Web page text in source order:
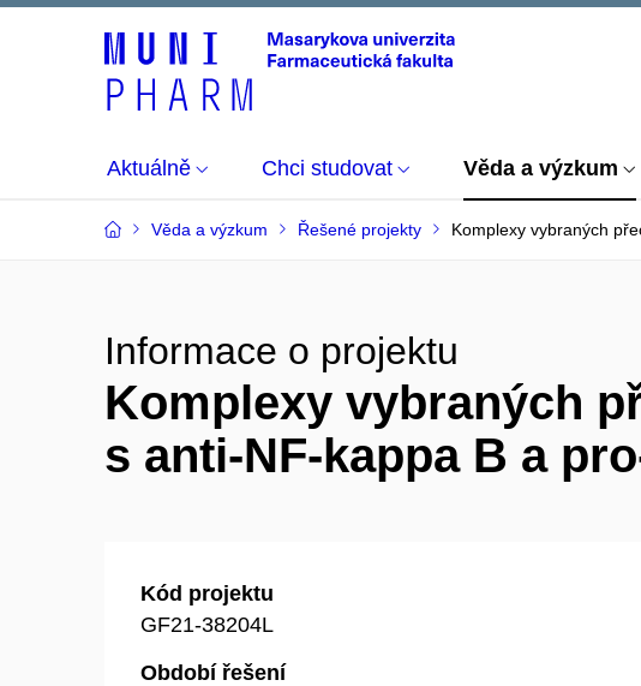
Aktuálně Chci studovat Věda a výzkum
Věda a výzkum Řešené projekty Komplexy vybraných
Informace o projektu
Komplexy vybraných
s anti-NF-kappa B a
Kód projektu
GF21-38204L
Období řešení